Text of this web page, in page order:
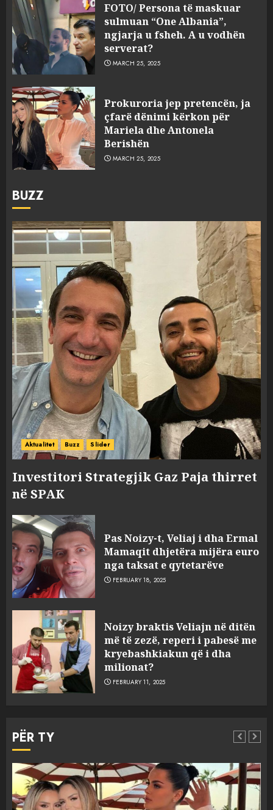
FOTO/ Persona të maskuar
sulmuan “One Albania”,
ngjarja u fsheh. A u vodhën
serverat?
MARCH 25, 2025
Prokuroria jep pretencën, ja
çfarë dënimi kërkon për
Mariela dhe Antonela
Berishën
MARCH 25, 2025
BUZZ
Aktualitet Buzz Slider
Investitori Strategjik Gaz Paja thirret
në SPAK
Pas Noizy-t, Veliaj i dha Ermal
Mamaqit dhjetëra mijëra euro
nga taksat e qytetarëve
FEBRUARY 18, 2025
Noizy braktis Veliajn në ditën
më të zezë, reperi i pabesë me
kryebashkiakun që i dha
milionat?
FEBRUARY 11, 2025
PËR TY
Aktualitet Slider
3
sulmuan “One Albania”,
ngjarja u fsheh. A u vodhën
serverat?
MARCH 25, 2025
4 MARCH 25, 2025
“Ai që drejtonte makinën më